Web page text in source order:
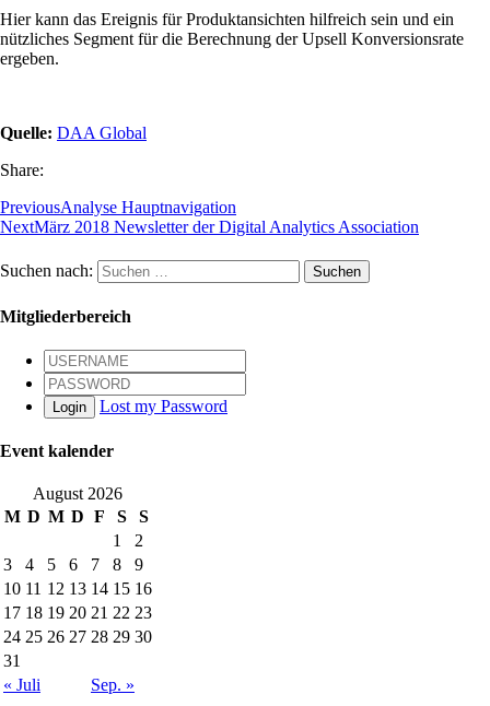
Hier kann das Ereignis für Produktansichten hilfreich sein und ein
nützliches Segment für die Berechnung der Upsell Konversionsrate
ergeben.
Quelle: DAA Global
Share:
PreviousAnalyse Hauptnavigation
NextMärz 2018 Newsletter der Digital Analytics Association
Suchen nach:
Mitgliederbereich
Login Lost my Password
Event kalender
August 2026
M D M D F S
S
1
2
3
4 5 6 7 8
9
10 11 12 13 14 15 16
17 18 19 20 21 22 23
24 25 26 27 28 29 30
31
« Juli
Sep. »